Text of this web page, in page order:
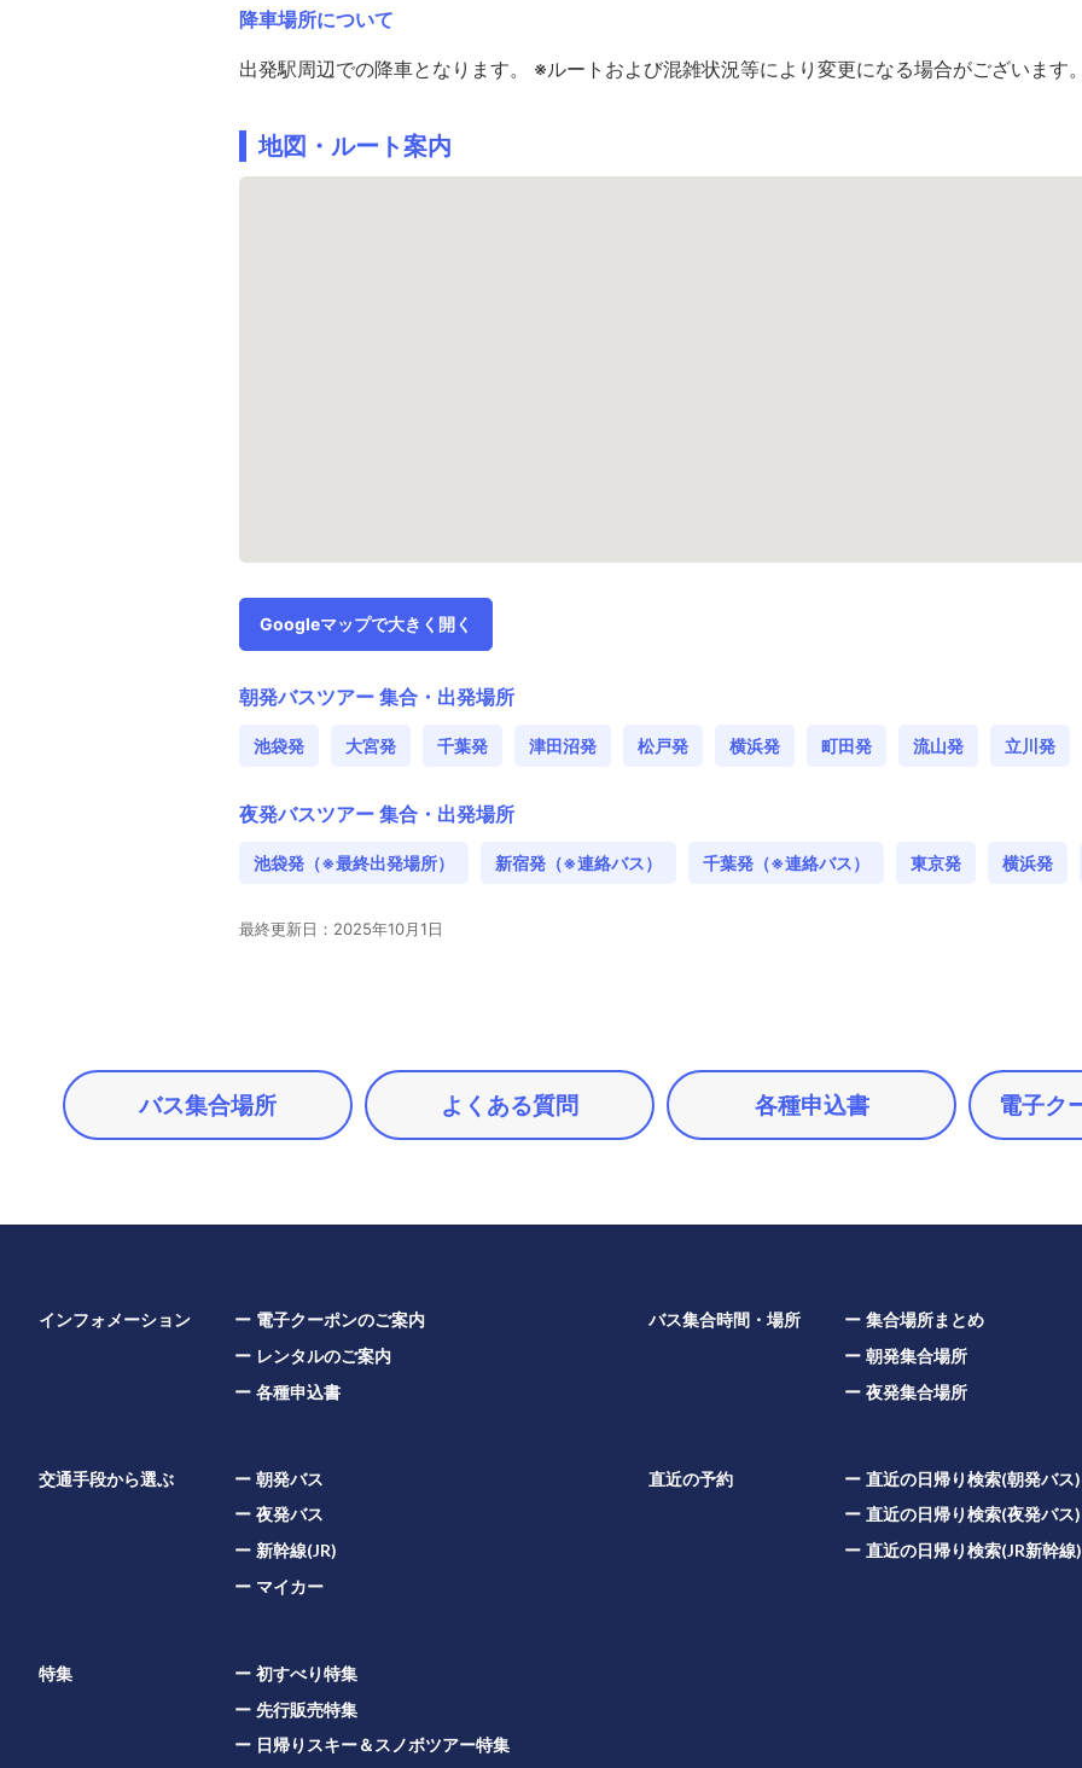
降車場所について
出発駅周辺での降車となります。 ※ルートおよび混雑状況等により変更になる場合がございます
地図・ルート案内
Googleマップで大きく開く
朝発バスツアー 集合・出発場所
池袋発 大宮発 千葉発 津田沼発 松戸発 横浜発 町田発 流山発 立川発
夜発バスツアー 集合・出発場所
池袋発（※最終出発場所） 新宿発（※連絡バス） 千葉発（※連絡バス） 東京発 横浜発
最終更新日：2025年10月1日
バス集合場所 よくある質問 各種申込書 電子ク
インフォメーション
電子クーポンのご案内
レンタルのご案内
各種申込書
バス集合時間・場所
集合場所まとめ
朝発集合場所
夜発集合場所
交通手段から選ぶ
朝発バス
夜発バス
新幹線(JR)
マイカー
直近の予約
直近の日帰り検索(朝発バス)
直近の日帰り検索(夜発バス)
直近の日帰り検索(JR新幹線)
特集
初すべり特集
先行販売特集
日帰りスキー＆スノボツアー特集